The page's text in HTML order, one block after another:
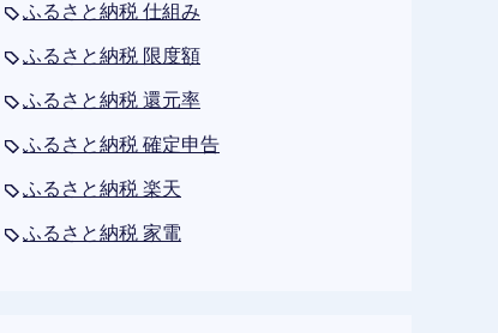
ふるさと納税 仕組み
ふるさと納税 限度額
ふるさと納税 還元率
ふるさと納税 確定申告
ふるさと納税 楽天
ふるさと納税 家電